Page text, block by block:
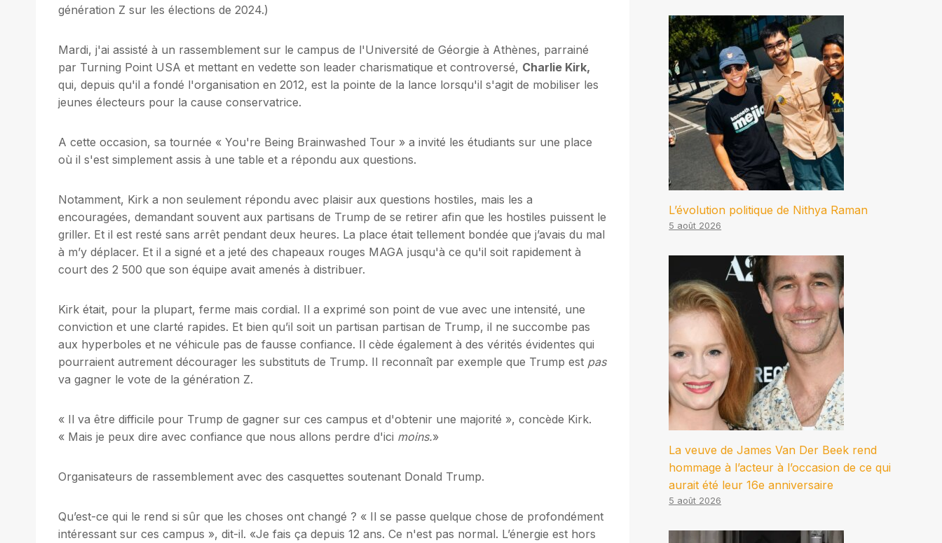
génération Z sur les élections de 2024.)
Mardi, j'ai assisté à un rassemblement sur le campus de l'Université de Géorgie à Athènes, parrainé
par Turning Point USA et mettant en vedette son leader charismatique et controversé, Charlie Kirk,
qui, depuis qu'il a fondé l'organisation en 2012, est la pointe de la lance lorsqu'il s'agit de mobiliser les
jeunes électeurs pour la cause conservatrice.
A cette occasion, sa tournée « You're Being Brainwashed Tour » a invité les étudiants sur une place
où il s'est simplement assis à une table et a répondu aux questions.
Notamment, Kirk a non seulement répondu avec plaisir aux questions hostiles, mais les a
encouragées, demandant souvent aux partisans de Trump de se retirer afin que les hostiles puissent le
griller. Et il est resté sans arrêt pendant deux heures. La place était tellement bondée que j’avais du mal
à m’y déplacer. Et il a signé et a jeté des chapeaux rouges MAGA jusqu'à ce qu'il soit rapidement à
court des 2 500 que son équipe avait amenés à distribuer.
Kirk était, pour la plupart, ferme mais cordial. Il a exprimé son point de vue avec une intensité, une
conviction et une clarté rapides. Et bien qu’il soit un partisan partisan de Trump, il ne succombe pas
aux hyperboles et ne véhicule pas de fausse confiance. Il cède également à des vérités évidentes qui
pourraient autrement décourager les substituts de Trump. Il reconnaît par exemple que Trump est pas
va gagner le vote de la génération Z.
« Il va être difficile pour Trump de gagner sur ces campus et d'obtenir une majorité », concède Kirk.
« Mais je peux dire avec confiance que nous allons perdre d'ici moins.»
Organisateurs de rassemblement avec des casquettes soutenant Donald Trump.
Qu’est-ce qui le rend si sûr que les choses ont changé ? « Il se passe quelque chose de profondément
intéressant sur ces campus », dit-il. «Je fais ça depuis 12 ans. Ce n'est pas normal. L’énergie est hors
L’évolution politique de Nithya Raman
5 août 2026
La veuve de James Van Der Beek rend
hommage à l’acteur à l’occasion de ce qui
aurait été leur 16e anniversaire
5 août 2026